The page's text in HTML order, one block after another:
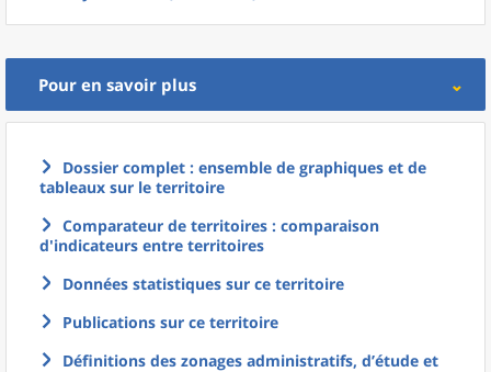
Pour en savoir plus
Dossier complet : ensemble de graphiques et de
tableaux sur le territoire
Comparateur de territoires : comparaison
d'indicateurs entre territoires
Données statistiques sur ce territoire
Publications sur ce territoire
Définitions des zonages administratifs, d’étude et